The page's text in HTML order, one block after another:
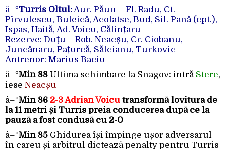
â–ºTurris Oltul:Aur. Păun – Fl. Radu, Ct.
Pîrvulescu, Buleică, Acolatse, Bud, Sil. Pană (cpt.),
Ispas, Haită, Ad. Voicu, Călințaru
Rezerve: Duțu – Rob. Neacșu, Cr. Ciobanu,
Juncănaru, Pațurcă, Sălcianu, Turkovic
Antrenor: Marius Baciu
â–ºMin 88 Ultima schimbare la Snagov: intrăStere,
iese Neacșu
â–ºMin 86 2-3 Adrian Voicu transformă lovitura de
la 11 metri și Turris preia conducerea după ce la
pauză a fost condusă cu 2-0
â–ºMin 85 Ghidurea își împinge ușor adversarul
în careu și arbitrul dictează penalty pentru Turris